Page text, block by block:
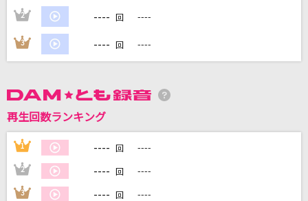
DAMの新曲・ランキングなど
DAMに会員登録・ログインして
カラオケをもっと楽しもう！
2 ---- 回 ----
3 ---- 回 ----
再生回数ランキング
1 ---- 回 ----
2 ---- 回 ----
3 ---- 回 ----